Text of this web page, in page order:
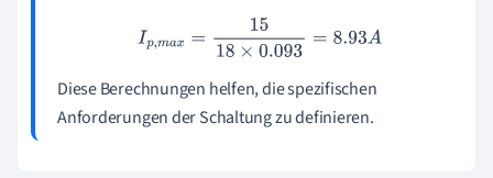
ma x=1518×0.093= 8.93 A
Diese Berechnungen helfen, die spezifischen
Anforderungen der Schaltung zu definieren.